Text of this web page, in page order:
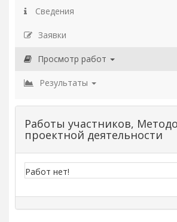
Сведения
Заявки
Просмотр работ
Результаты
Работы участников,
проектной деятельности
Работ нет!